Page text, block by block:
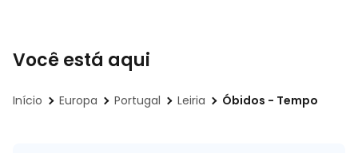
Você está aqui
Início Europa Portugal Leiria Óbidos - Tempo